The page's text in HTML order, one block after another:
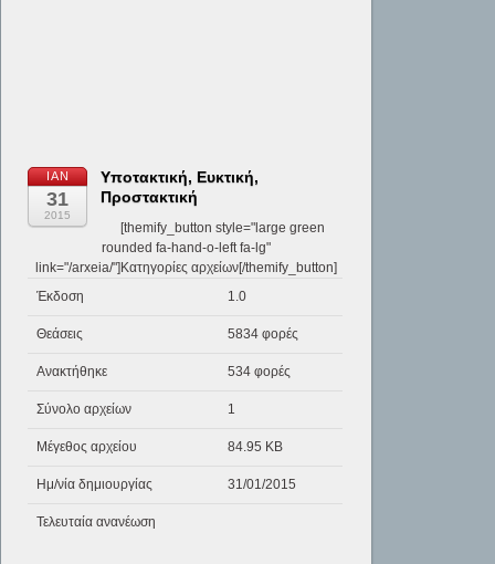
ΙΑΝ
31
2015
Υποτακτική, Ευκτική,
Προστακτική
[themify_button style="large green
rounded fa-hand-o-left fa-lg"
link="/arxeia/"]Κατηγορίες αρχείων[/themify_button]
Έκδοση
1.0
Θεάσεις 5834 φορές
Ανακτήθηκε 534 φορές
Σύνολο αρχείων 1
Μέγεθος αρχείου 84.95 KB
Ημ/νία δημιουργίας 31/01/2015
Τελευταία ανανέωση